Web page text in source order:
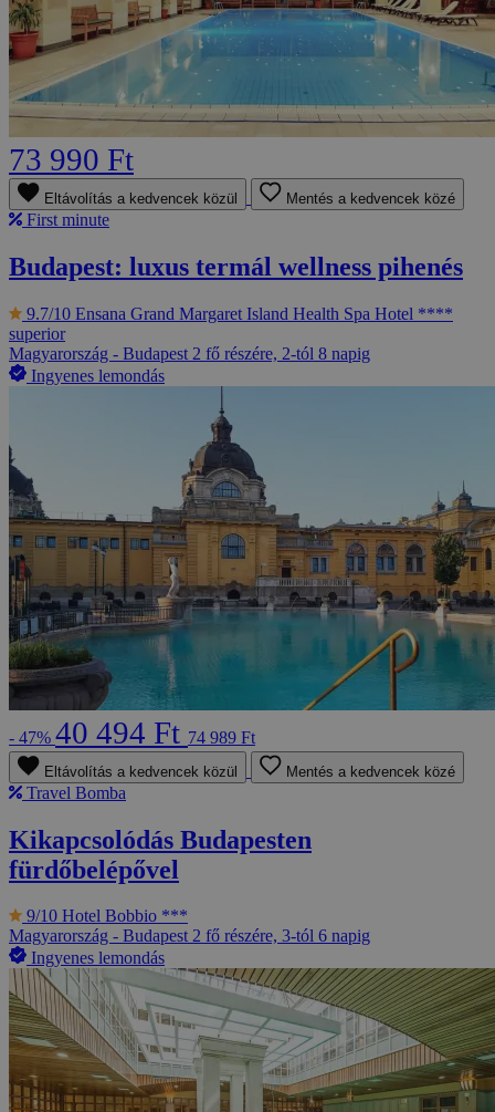
73 990 Ft
Eltávolítás a kedvencek közül Mentés a kedvencek közé
First minute
Budapest: luxus termál wellness pihenés
9.7/10 Ensana Grand Margaret Island Health Spa Hotel ****
superior
Magyarország - Budapest 2 fő részére, 2-tól 8 napig
Ingyenes lemondás
- 47% 40 494 Ft 74 989 Ft
Eltávolítás a kedvencek közül Mentés a kedvencek közé
Travel Bomba
Kikapcsolódás Budapesten
fürdőbelépővel
9/10 Hotel Bobbio ***
Magyarország - Budapest2 fő részére, 3-tól 6 napig
Ingyenes lemondás